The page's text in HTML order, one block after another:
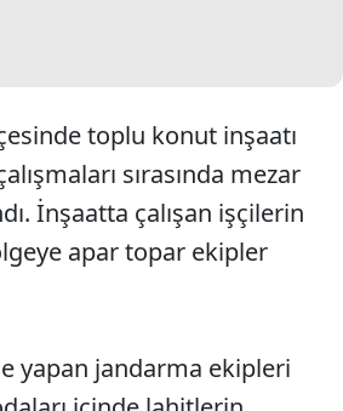
toplu konut inşaatı
sırasında mezar
İnşaatta çalışan işçilerin
apar topar ekipler
yapan jandarma ekipleri